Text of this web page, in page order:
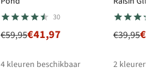
30
€59,95€41,97
4 kleuren beschikbaar
€39,95
2